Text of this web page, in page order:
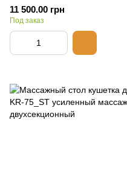
11 500.00 грн
Под заказ